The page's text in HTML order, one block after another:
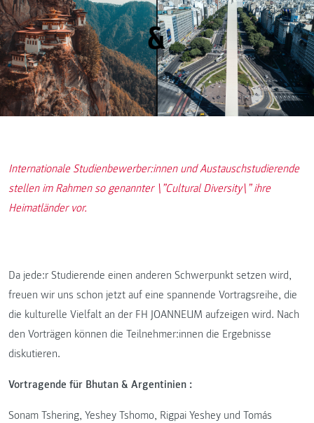
Internationale Studienbewerber:innen und Austauschstudierende
stellen im Rahmen so genannter \”Cultural Diversity\” ihre
Heimatländer vor.
Da jede:r Studierende einen anderen Schwerpunkt setzen wird,
freuen wir uns schon jetzt auf eine spannende Vortragsreihe, die
die kulturelle Vielfalt an der FH JOANNEUM aufzeigen wird. Nach
den Vorträgen können die Teilnehmer:innen die Ergebnisse
diskutieren.
Vortragende für Bhutan & Argentinien :
Sonam Tshering, Yeshey Tshomo, Rigpai Yeshey und Tomás